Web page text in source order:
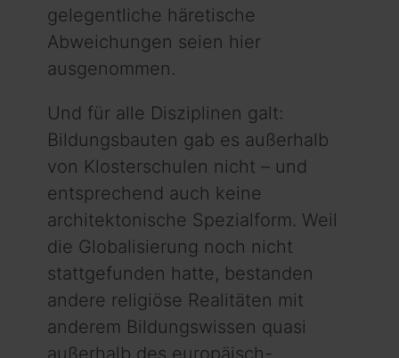
gelegentliche häretische
Abweichungen seien hier
ausgenommen.
Und für alle Disziplinen galt:
Bildungsbauten gab es außerhalb
von Klosterschulen nicht – und
entsprechend auch keine
architektonische Spezialform. Weil
die Globalisierung noch nicht
stattgefunden hatte, bestanden
andere religiöse Realitäten mit
anderem Bildungswissen quasi
außerhalb des europäisch-